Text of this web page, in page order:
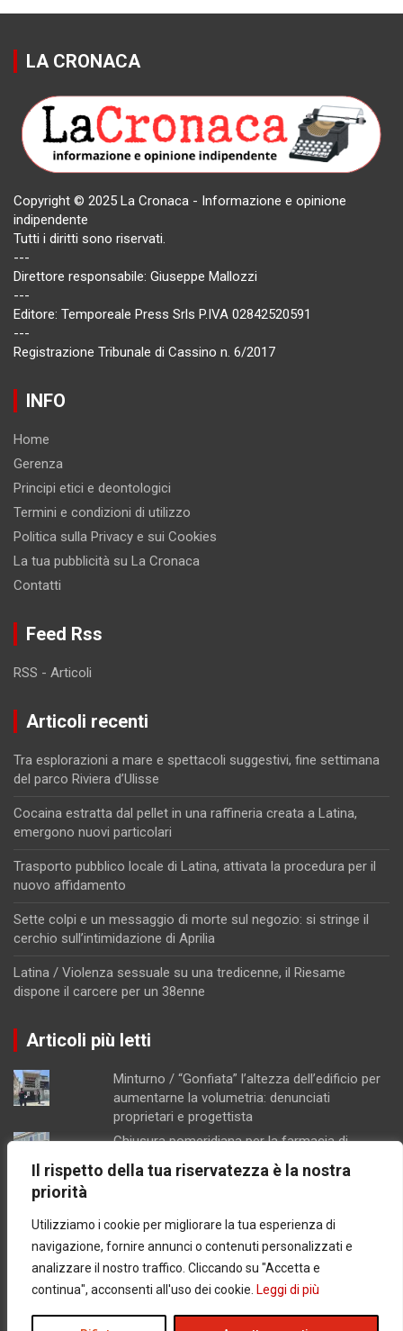
Il rispetto della tua riservatezza è la nostra
priorità
Utilizziamo i cookie per migliorare la tua esperienza di
navigazione, fornire annunci o contenuti personalizzati e
analizzare il nostro traffico. Cliccando su "Accetta e
continua", acconsenti all'uso dei cookie. Leggi di più
LA CRONACA
Copyright © 2025 La Cronaca - Informazione e opinione
indipendente
Tutti i diritti sono riservati.
---
Direttore responsabile: Giuseppe Mallozzi
---
Editore: Temporeale Press Srls P.IVA 02842520591
---
Registrazione Tribunale di Cassino n. 6/2017
INFO
Home
Gerenza
Principi etici e deontologici
Termini e condizioni di utilizzo
Politica sulla Privacy e sui Cookies
La tua pubblicità su La Cronaca
Contatti
Feed Rss
RSS - Articoli
Articoli recenti
Tra esplorazioni a mare e spettacoli suggestivi, fine settimana
del parco Riviera d’Ulisse
Cocaina estratta dal pellet in una raffineria creata a Latina,
emergono nuovi particolari
Trasporto pubblico locale di Latina, attivata la procedura per il
nuovo affidamento
Sette colpi e un messaggio di morte sul negozio: si stringe il
cerchio sull’intimidazione di Aprilia
Latina / Violenza sessuale su una tredicenne, il Riesame
dispone il carcere per un 38enne
Articoli più letti
Minturno / “Gonfiata” l’altezza dell’edificio per
aumentarne la volumetria: denunciati
proprietari e progettista
Chiusura pomeridiana per la farmacia di
Formia, "manca il personale"
primo grado
Schiuma e acqua giallastra lungo le coste del
Lazio: Arpa esclude contaminazioni batteriche
Latina / Piano del fabbisogno del personale,
17 progressioni verticali